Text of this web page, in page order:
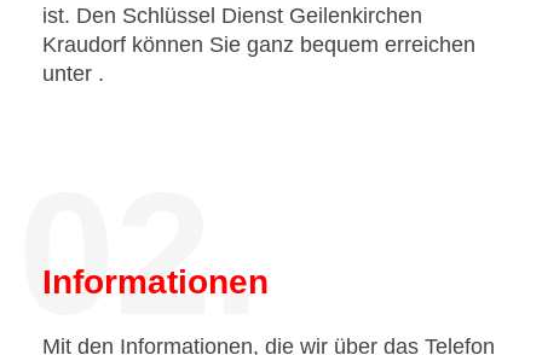
ist. Den Schlüssel Dienst Geilenkirchen
Kraudorf können Sie ganz bequem erreichen
unter .
02.
Informationen
Mit den Informationen, die wir über das Telefon